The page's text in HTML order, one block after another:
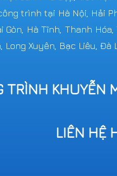
trình tại Hà Nội, Hải
Gòn, Hà Tĩnh, Thanh
Long Xuyên, Bạc Liêu,
TRÌNH KHUYỄN
LIÊN HỆ